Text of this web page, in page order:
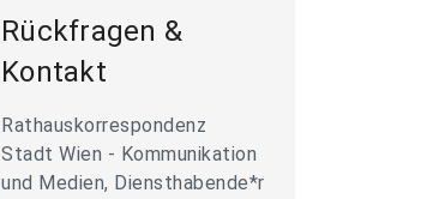
Rückfragen &
Kontakt
Rathauskorrespondenz
Stadt Wien - Kommunikation
und Medien, Diensthabende*r